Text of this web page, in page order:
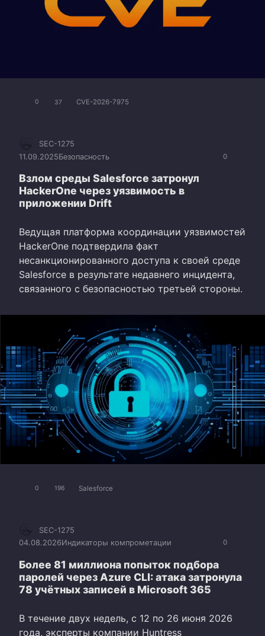
0 37 CVE-2026-7975
0
SEC-1275
11.09.2025Безопасность
Взлом среды Salesforce затронул
HackerOne через уязвимость в
приложении Drift
Ведущая платформа координации уязвимостей
HackerOne подтвердила факт
несанкционированного доступа к своей среде
Salesforce в результате недавнего инцидента,
связанного с безопасностью третьей стороны.
0 196 Salesforce
0
SEC-1275
04.08.2026Индикаторы компрометации
Более 81 миллиона попыток подбора
паролей через Azure CLI: атака затронула
78 учётных записей в Microsoft 365
В течение двух недель, с 12 по 26 июня 2026
года, эксперты компании Huntress